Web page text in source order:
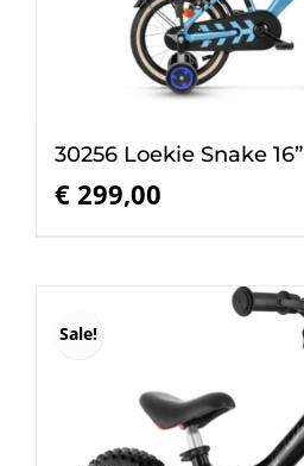
30256 Loekie Snake 16”
€ 299,00
Sale!